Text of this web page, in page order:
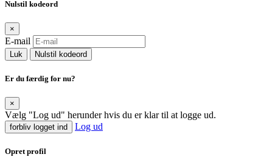
Nulstil kodeord
×
E-mail
Luk Nulstil kodeord
Er du færdig for nu?
×
Vælg "Log ud" herunder hvis du er klar til at logge ud.
forbliv logget ind Log ud
Opret profil